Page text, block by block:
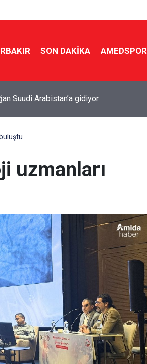
SON DAKIKA AMEDSPOR
mesajı: Tarihi bir merhale
uzmanları